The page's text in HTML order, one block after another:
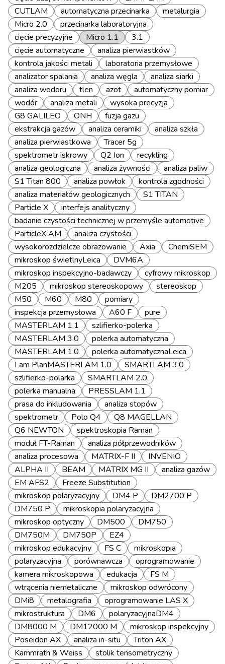
CUTLAM
automatyczna przecinarka
metalurgia
Micro 2.0
przecinarka laboratoryjna
cięcie precyzyjne
Micro 1.1
3.1
cięcie automatyczne
analiza pierwiastków
kontrola jakości metali
laboratoria przemysłowe
analizator spalania
analiza węgla
analiza siarki
analiza wodoru
tlen azot
automatyczny pomiar
wodór
analiza metali
wysoka precyzja
G8 GALILEO
ONH
fuzja gazu
ekstrakcja gazów
analiza ceramiki
analiza szkła
analiza pierwiastkowa
Tracer 5g
spektrometr iskrowy
Q2 Ion
recykling
analiza geologiczna
analiza żywności
analiza paliw
S1 Titan 800
analiza powłok
kontrola zgodności
analiza materiałów geologicznych
S1 TITAN
Particle X
interfejs analityczny
badanie czystości technicznej w przemyśle automotive
ParticleX AM
analiza czystości
wysokorozdzielcze obrazowanie
Axia
ChemiSEM
mikroskop świetlnyLeica
DVM6A
mikroskop inspekcyjno-badawczy
cyfrowy mikroskop
M205
mikroskop stereoskopowy
stereoskop
M50
M60 M80
pomiary
inspekcja przemysłowa
A60 F
pure
MASTERLAM 1.1
szlifierko-polerka
MASTERLAM 3.0
polerka automatyczna
MASTERLAM 1.0
polerka automatycznaLeica
Lam PlanMASTERLAM 1.0
SMARTLAM 3.0
szlifierko-polarka
SMARTLAM 2.0
polerka manualna
PRESSLAM 1.1
prasa do inkludowania
analiza stopów
spektrometr
Polo Q4
Q8 MAGELLAN
Q6 NEWTON
spektroskopia Raman
moduł FT-Raman
analiza półprzewodników
analiza procesowa
MATRIX-F II
INVENIO
ALPHA II
BEAM MATRIX MG II
analiza gazów
EM AFS2
Freeze Substitution
mikroskop polaryzacyjny
DM4 P
DM2700 P
DM750 P
mikroskopia polaryzacyjna
mikroskop optyczny
DM500
DM750
DM750M
DM750P
EZ4
mikroskop edukacyjny
FS C
mikroskopia
polaryzacyjna
porównawcza
oprogramowanie
kamera mikroskopowa
edukacja
FS M
wtrącenia niemetaliczne
mikroskop odwrócony
DMi8
metalografia
oprogramowanie LAS X
mikrostruktura
DM6
polaryzacyjnaDM4
DM8000 M
DM12000 M
mikroskop inspekcyjny
Poseidon AX
analiza in-situ
Triton AX
Kammrath & Weiss
stolik tensometryczny